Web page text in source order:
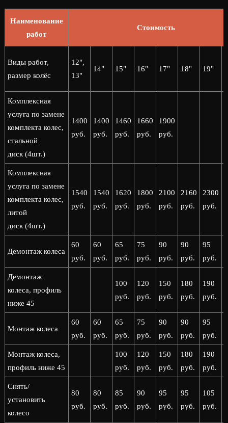
Наименование
работ
Стоимость
Виды работ,
размер колёс
12",
13"
14" 15" 16" 17" 18" 19"
Комплексная
услуга по замене
комплекта колес,
стальной
диск (4шт.)
1400
руб.
1400
руб.
1460
руб.
1660
руб.
1900
руб.
Комплексная
услуга по замене
комплекта колес,
литой
диск (4шт.)
1540
руб.
1540
руб.
1620
руб.
1800
руб.
2100
руб.
2160
руб.
2300
руб.
Демонтаж колеса
60
руб.
60
руб.
65
руб.
75
руб.
90
руб.
90
руб.
95
руб.
Демонтаж
колеса, профиль
ниже 45
100
руб.
120
руб.
150
руб.
180
руб.
190
руб.
Монтаж колеса
60
руб.
60
руб.
65
руб.
75
руб.
90
руб.
90
руб.
95
руб.
Монтаж колеса,
профиль ниже 45
100
руб.
120
руб.
150
руб.
180
руб.
190
руб.
Снять/
установить
колесо
80
руб.
80
руб.
85
руб.
90
руб.
95
руб.
95
руб.
105
руб.